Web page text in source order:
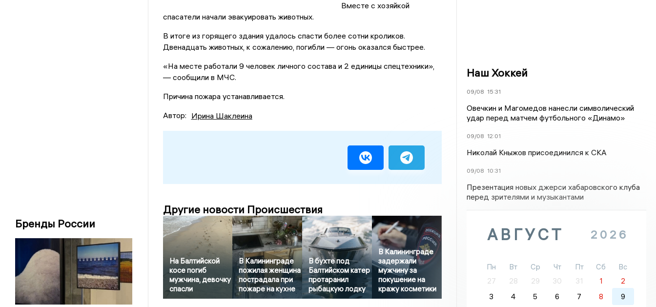
Бренды России
Вместе с хозяйкой
спасатели начали эвакуировать животных.
В итоге из горящего здания удалось спасти более сотни кроликов.
Двенадцать животных, к сожалению, погибли — огонь оказался быстрее.
«На месте работали 9 человек личного состава и 2 единицы спецтехники»,
— сообщили в МЧС.
Причина пожара устанавливается.
Автор: Ирина Шаклеина
Другие новости Происшествия
На Балтийской
косе погиб
мужчина, девочку
спасли
В Калининграде
пожилая женщина
пострадала при
пожаре на кухне
В бухте под
Балтийском катер
протаранил
рыбацкую лодку
В Калининграде
задержали
мужчину за
покушение на
кражу косметики
Наш Хоккей
09/08 15:31
Овечкин и Магомедов нанесли символический
удар перед матчем футбольного «Динамо»
09/08 12:01
Николай Кныжов присоединился к СКА
09/08 10:31
Презентация новых джерси хабаровского клуба
перед зрителями и музыкантами
АВГУСТ 2026
Пн Вт Ср Чт Пт Сб
Вс
27
28 29 30 31 1
2
3
4 5 6 7 8
9